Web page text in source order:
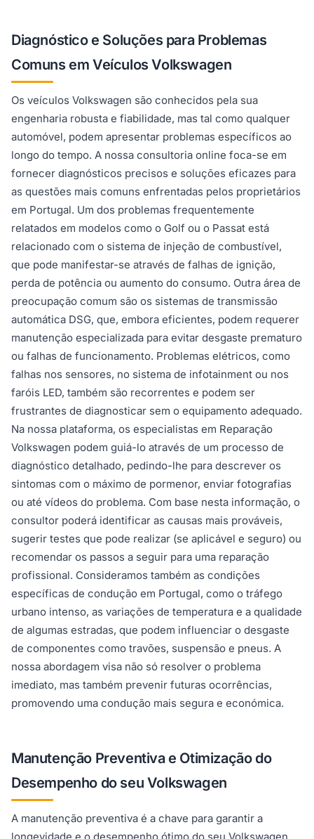
Diagnóstico e Soluções para Problemas
Comuns em Veículos Volkswagen
Os veículos Volkswagen são conhecidos pela sua
engenharia robusta e fiabilidade, mas tal como qualquer
automóvel, podem apresentar problemas específicos ao
longo do tempo. A nossa consultoria online foca-se em
fornecer diagnósticos precisos e soluções eficazes para
as questões mais comuns enfrentadas pelos proprietários
em Portugal. Um dos problemas frequentemente
relatados em modelos como o Golf ou o Passat está
relacionado com o sistema de injeção de combustível,
que pode manifestar-se através de falhas de ignição,
perda de potência ou aumento do consumo. Outra área de
preocupação comum são os sistemas de transmissão
automática DSG, que, embora eficientes, podem requerer
manutenção especializada para evitar desgaste prematuro
ou falhas de funcionamento. Problemas elétricos, como
falhas nos sensores, no sistema de infotainment ou nos
faróis LED, também são recorrentes e podem ser
frustrantes de diagnosticar sem o equipamento adequado.
Na nossa plataforma, os especialistas em Reparação
Volkswagen podem guiá-lo através de um processo de
diagnóstico detalhado, pedindo-lhe para descrever os
sintomas com o máximo de pormenor, enviar fotografias
ou até vídeos do problema. Com base nesta informação, o
consultor poderá identificar as causas mais prováveis,
sugerir testes que pode realizar (se aplicável e seguro) ou
recomendar os passos a seguir para uma reparação
profissional. Consideramos também as condições
específicas de condução em Portugal, como o tráfego
urbano intenso, as variações de temperatura e a qualidade
de algumas estradas, que podem influenciar o desgaste
de componentes como travões, suspensão e pneus. A
nossa abordagem visa não só resolver o problema
imediato, mas também prevenir futuras ocorrências,
promovendo uma condução mais segura e económica.
Manutenção Preventiva e Otimização do
Desempenho do seu Volkswagen
A manutenção preventiva é a chave para garantir a